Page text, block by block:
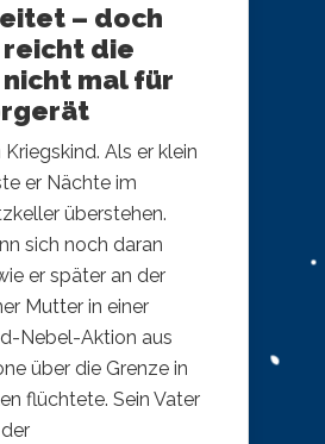
– doch
die
nicht mal für
Kriegskind. Als er klein
er Nächte im
überstehen.
sich noch daran
er später an der
Mutter in einer
Nebel-Aktion aus
über die Grenze in
flüchtete. Sein Vater